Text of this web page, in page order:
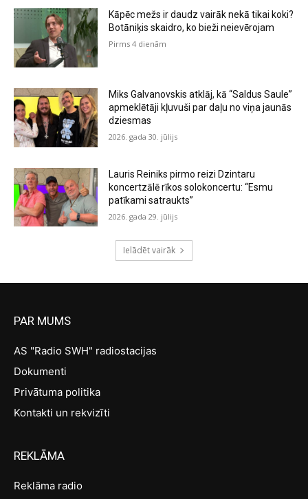
Kāpēc mežs ir daudz vairāk nekā tikai koki?
Botāniķis skaidro, ko bieži neievērojam
Pirms 4 dienām
Miks Galvanovskis atklāj, kā “Saldus Saule”
apmeklētāji kļuvuši par daļu no viņa jaunās
dziesmas
2026. gada 30. jūlijs
Lauris Reiniks pirmo reizi Dzintaru
koncertzālē rīkos solokoncertu: “Esmu
patīkami satraukts”
2026. gada 29. jūlijs
Ielādēt vairāk
PAR MUMS
AS "Radio SWH" radiostacijas
Dokumenti
Privātuma politika
Kontakti un rekvizīti
REKLĀMA
Reklāma radio